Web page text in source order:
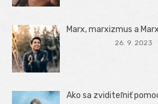
Marx, marxizmus a
26. 9. 2023
Ako sa zviditeľniť